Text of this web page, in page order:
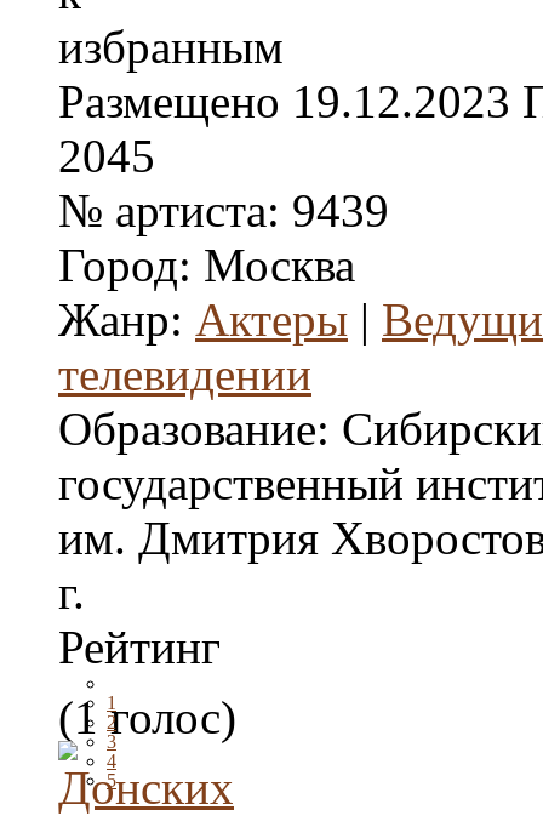
Размещено 19.12.2023
2045
№ артиста: 9439
Город: Москва
Жанр: Актеры |
телевидении
Образование:
государственный
им. Дмитрия
г.
Рейтинг
1
2
3
4
5
(1 голос)